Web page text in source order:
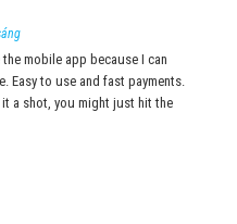
mobile app because I can
Easy to use and fast payments.
a shot, you might just hit the